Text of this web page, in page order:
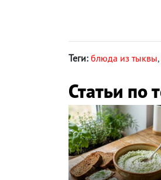
Теги: блюда из тыквы,
Статьи по